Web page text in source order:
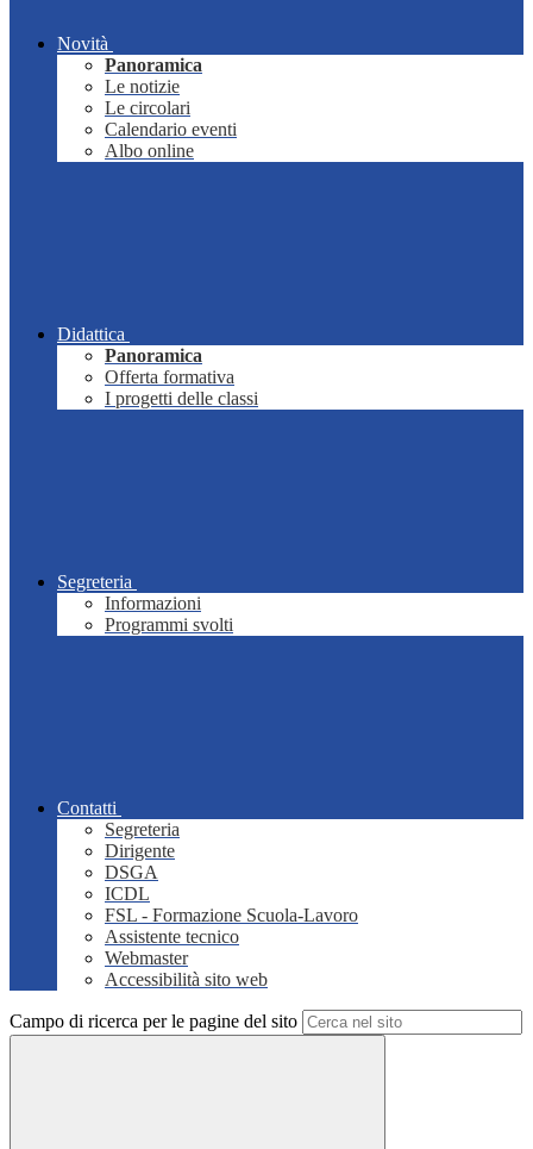
Novità
Panoramica
Le notizie
Le circolari
Calendario eventi
Albo online
Didattica
Panoramica
Offerta formativa
I progetti delle classi
Segreteria
Informazioni
Programmi svolti
Contatti
Segreteria
Dirigente
DSGA
ICDL
FSL - Formazione Scuola-Lavoro
Assistente tecnico
Webmaster
Accessibilità sito web
Campo di ricerca per le pagine del sito